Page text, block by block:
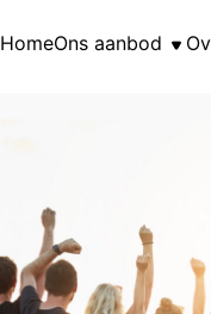
HomeOns aanbod
Nieuws
Jaarkalender 2026